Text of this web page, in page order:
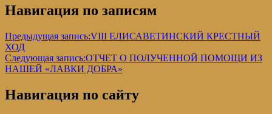
Навигация по записям
Предыдущая запись:VIII ЕЛИСАВЕТИНСКИЙ КРЕСТНЫЙ
ХОД
Следующая запись:ОТЧЕТ О ПОЛУЧЕННОЙ ПОМОЩИ ИЗ
НАШЕЙ «ЛАВКИ ДОБРА»
Навигация по сайту